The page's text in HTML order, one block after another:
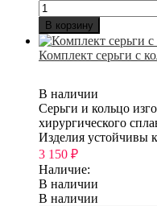
В корзину
Комплект серьги с
В наличии
Серьги и кольцо
хирургического
Изделия устойчивы
3 150 ₽
Наличие:
В наличии
В наличии